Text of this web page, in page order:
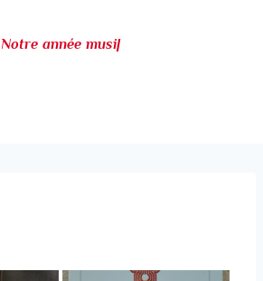
Notre année musica